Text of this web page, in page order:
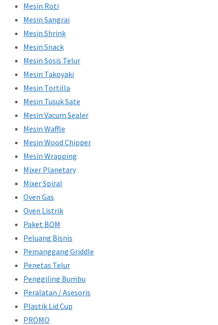
Mesin Roti
Mesin Sangrai
Mesin Shrink
Mesin Snack
Mesin Sosis Telur
Mesin Takoyaki
Mesin Tortilla
Mesin Tusuk Sate
Mesin Vacum Sealer
Mesin Waffle
Mesin Wood Chipper
Mesin Wrapping
Mixer Planetary
Mixer Spiral
Oven Gas
Oven Listrik
Paket BOM
Peluang Bisnis
Pemanggang Griddle
Penetas Telur
Penggiling Bumbu
Peralatan / Asesoris
Plastik Lid Cup
PROMO